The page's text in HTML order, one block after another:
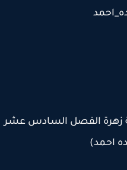
زهرة الفصل السادس عشر